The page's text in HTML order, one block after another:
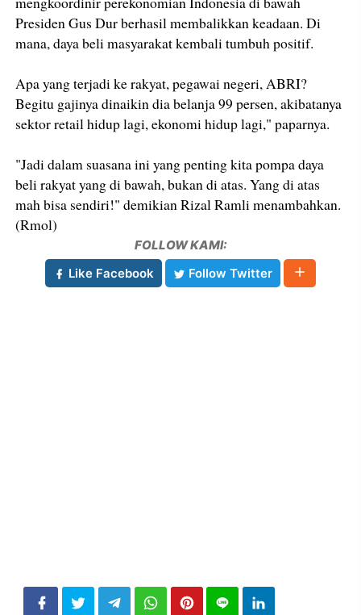
Presiden Gus Dur berhasil membalikkan keadaan. Di
mana, daya beli masyarakat kembali tumbuh positif.
Apa yang terjadi ke rakyat, pegawai negeri, ABRI?
Begitu gajinya dinaikin dia belanja 99 persen, akibatanya
sektor retail hidup lagi, ekonomi hidup lagi," paparnya.
"Jadi dalam suasana ini yang penting kita pompa daya
beli rakyat yang di bawah, bukan di atas. Yang di atas
mah bisa sendiri!" demikian Rizal Ramli menambahkan.
(Rmol)
FOLLOW KAMI:
Like Facebook
Follow Twitter